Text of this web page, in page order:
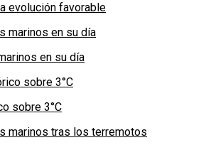
evolución favorable
en su día
sobre 3°C